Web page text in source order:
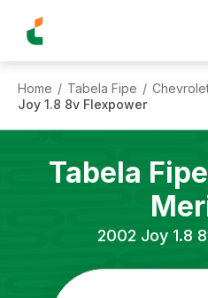
Home / Tabela Fipe /
Joy 1.8 8v Flexpower
Tabela Fipe
2002 Joy 1.8